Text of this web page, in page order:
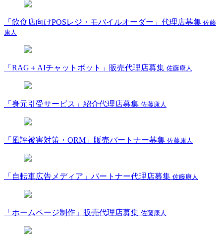
「飲食店向けPOSレジ・モバイルオーダー」代理店募集 佐藤
康人
「RAG＋AIチャットボット」販売代理店募集 佐藤康人
「身元引受サービス」紹介代理店募集 佐藤康人
「風評被害対策・ORM」販売パートナー募集 佐藤康人
「自転車広告メディア」パートナー代理店募集 佐藤康人
「ホームページ制作」販売代理店募集 佐藤康人